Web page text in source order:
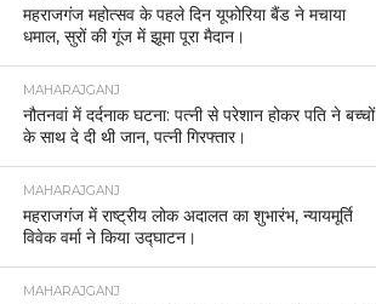
महराजगंज महोत्सव के पहले दिन यूफोरिया बैंड ने मचाया
धमाल, सुरों की गूंज में झूमा पूरा मैदान।
MAHARAJGANJ
नौतनवां में दर्दनाक घटना: पत्नी से परेशान होकर पति ने बच्चों
के साथ दे दी थी जान, पत्नी गिरफ्तार।
MAHARAJGANJ
महराजगंज में राष्ट्रीय लोक अदालत का शुभारंभ, न्यायमूर्ति
विवेक वर्मा ने किया उद्घाटन।
MAHARAJGANJ